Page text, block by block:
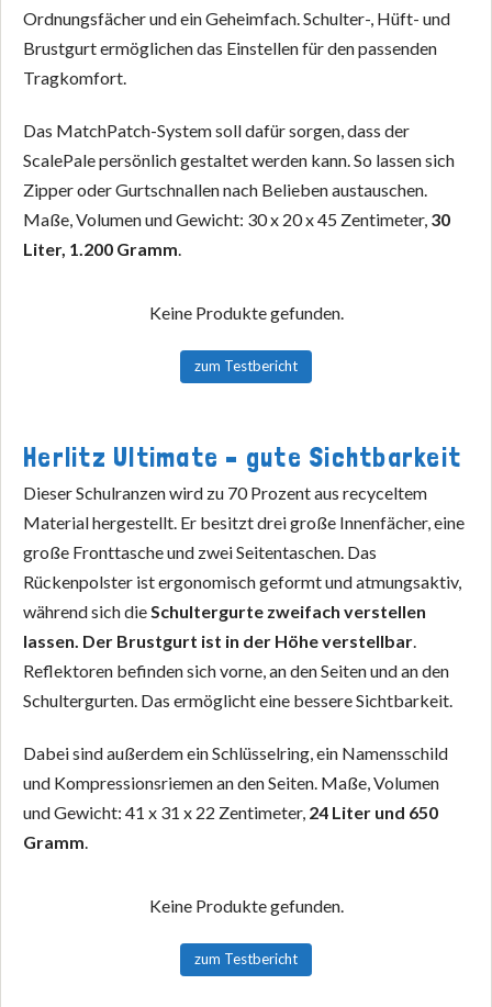
Ordnungsfächer und ein Geheimfach. Schulter-, Hüft- und
Brustgurt ermöglichen das Einstellen für den passenden
Tragkomfort.
Das MatchPatch-System soll dafür sorgen, dass der
ScalePale persönlich gestaltet werden kann. So lassen sich
Zipper oder Gurtschnallen nach Belieben austauschen.
Maße, Volumen und Gewicht: 30 x 20 x 45 Zentimeter, 30
Liter, 1.200 Gramm
Keine Produkte gefunden.
zum Testbericht
Herlitz Ultimate – gute Sichtbarkeit
Dieser Schulranzen wird zu 70 Prozent aus recyceltem
Material hergestellt. Er besitzt drei große Innenfächer, eine
große Fronttasche und zwei Seitentaschen. Das
Rückenpolster ist ergonomisch geformt und atmungsaktiv,
während sich dieSchultergurte zweifach verstellen
lassen. Der Brustgurt ist in der Höhe verstellbar.
Reflektoren befinden sich vorne, an den Seiten und an den
Schultergurten. Das ermöglicht eine bessere Sichtbarkeit.
Dabei sind außerdem ein Schlüsselring, ein Namensschild
und Kompressionsriemen an den Seiten. Maße, Volumen
und Gewicht: 41 x 31 x 22 Zentimeter, 24 Liter und 650
Gramm.
Keine Produkte gefunden.
zum Testbericht